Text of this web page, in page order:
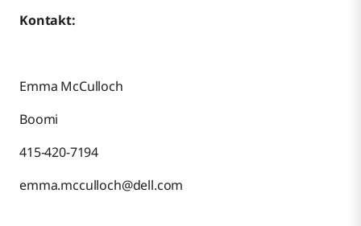
Kontakt:
Emma McCulloch
Boomi
415-420-7194
emma.mcculloch@dell.com